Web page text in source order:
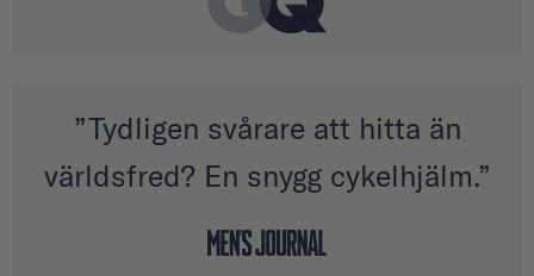
”Tydligen svårare att hitta än
världsfred? En snygg cykelhjälm.”